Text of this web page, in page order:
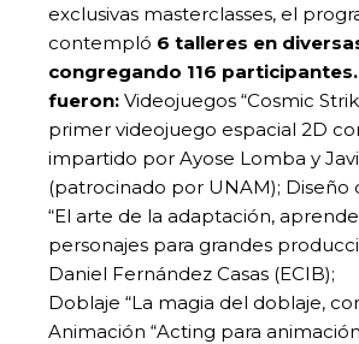
exclusivas masterclasses, el
contempló 6 talleres en
congregando 116
fueron: Videojuegos “Cosmic
primer videojuego espacial 2D
impartido por Ayose Lomba y
(patrocinado por UNAM); Diseño
“El arte de la adaptación,
personajes para grandes
Daniel Fernández Casas (ECIB);
Doblaje “La magia del doblaje, con
Animación “Acting para